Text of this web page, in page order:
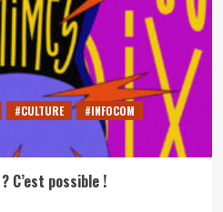
#CULTURE
#INFOCOM
C’est possible !